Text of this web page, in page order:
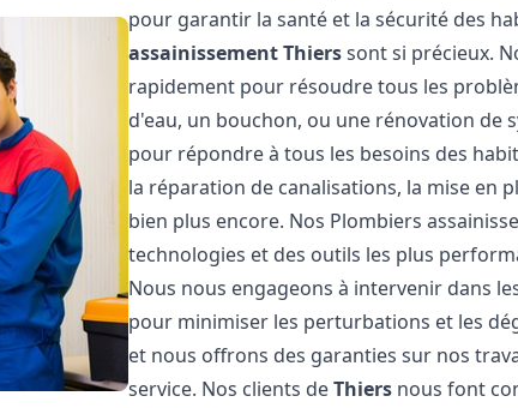
pour garantir la santé et la sécurité des
assainissementThierssont si précieux.
rapidement pour résoudre tous les
d'eau, un bouchon, ou une rénovation de
pour répondre à tous les besoins des
la réparation de canalisations, la mise en
bien plus encore. Nos Plombiers
technologies et des outils les plus
Nous nous engageons à intervenir dans
pour minimiser les perturbations et les
et nous offrons des garanties sur nos
service. Nos clients deThiers nous font